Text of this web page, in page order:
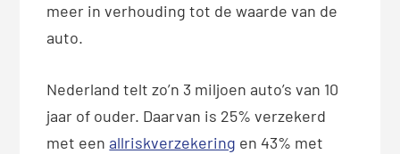
meer in verhouding tot de waarde van de
auto.
Nederland telt zo’n 3 miljoen auto’s van 10
jaar of ouder. Daarvan is 25% verzekerd
met eenallriskverzekering en 43% met